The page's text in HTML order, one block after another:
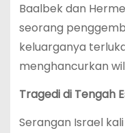
Baalbek dan
seorang
keluarganya
menghancurkan
Tragedi di Tengah
Serangan Israel